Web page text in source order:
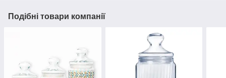
Подібні товари компанії